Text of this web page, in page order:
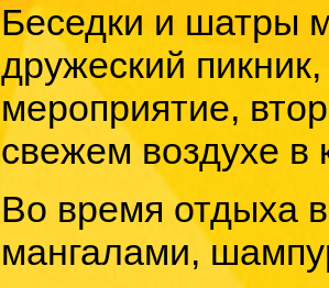
Беседки и шатры
дружеский
мероприятие,
свежем воздухе в
Во время отдыха
мангалами,